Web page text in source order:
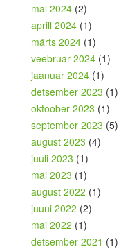
mai 2024 (2)
aprill 2024 (1)
märts 2024 (1)
veebruar 2024 (1)
jaanuar 2024 (1)
detsember 2023 (1)
oktoober 2023 (1)
september 2023 (5)
august 2023 (4)
juuli 2023 (1)
mai 2023 (1)
august 2022 (1)
juuni 2022 (2)
mai 2022 (1)
detsember 2021 (1)